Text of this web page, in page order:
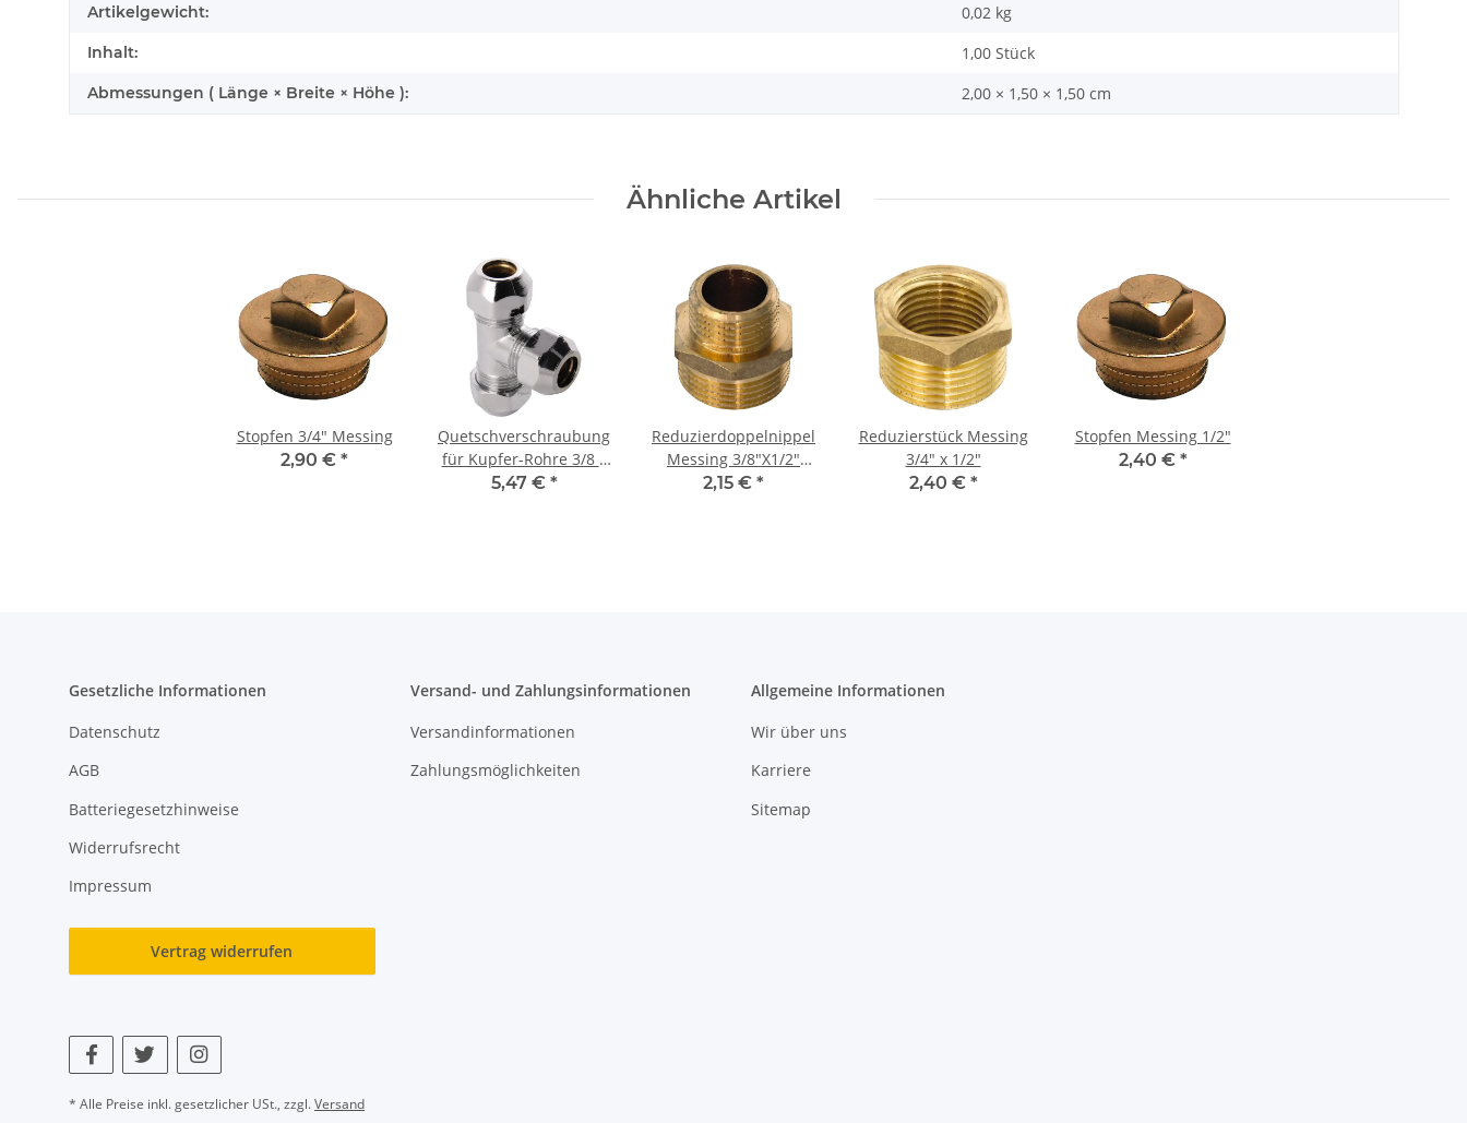
Artikelgewicht: 0,02 kg
Inhalt: 1,00 Stück
Abmessungen ( Länge × Breite × Höhe ): 2,00 × 1,50 × 1,50 cm
Ähnliche Artikel
Stopfen 3/4" Messing
2,90 € *
Quetschverschraubung
für Kupfer-Rohre 3/8 x
10 mm T-Stück
5,47 € *
Reduzierdoppelnippel
Messing 3/8"X1/2"
Außengewinden
2,15 € *
Reduzierstück Messing
3/4" x 1/2"
2,40 € *
Stopfen Messing 1/2"
2,40 € *
Gesetzliche Informationen
Datenschutz
AGB
Batteriegesetzhinweise
Widerrufsrecht
Impressum
Vertrag widerrufen
Versand- und Zahlungsinformationen
Versandinformationen
Zahlungsmöglichkeiten
Allgemeine Informationen
Wir über uns
Karriere
Sitemap
* Alle Preise inkl. gesetzlicher USt., zzgl.Versand